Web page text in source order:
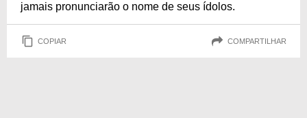
jamais pronunciarão o nome de seus ídolos.
COPIAR COMPARTILHAR